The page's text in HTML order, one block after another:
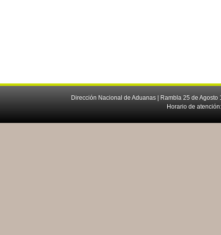
Dirección Nacional de Aduanas | Rambla 25 de
Horario de